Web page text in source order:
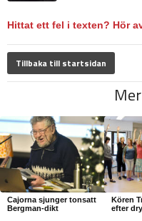
Hittat ett fel i texten? Hör
Tillbaka till startsidan
Cajorna sjunger tonsatt
Bergman-dikt
Kören
efter